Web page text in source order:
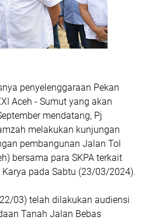
penyelenggaraan Pekan
Aceh - Sumut yang akan
mendatang, Pj
melakukan kunjungan
pembangunan Jalan Tol
bersama para SKPA terkait
pada Sabtu (23/03/2024).
03) telah dilakukan audiensi
Tanah Jalan Bebas